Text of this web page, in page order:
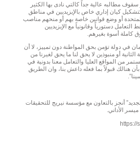
سقوف مطالبه عالية جداً كالتي نادى بها الكثير
كيان إداري خاص بالإيزيديين في مناطق
أو وضع قوانين خاصة بهم أو منحهم مناصب
التعامل دستورياً وقانونياً مع الإيزيديين
كاملة أسوة بغيرهم.
في دولة تؤمن بحق المواطنة دون تمييز، لا أن
أو منبوذين لا يحق لنا ما يحق لغيرنا من
من المواقع العليا والتعامل معنا بدونية في
هنالك قبولاً بما فعله داعش بنا، وان الطريق
أنجز بالتعاون مع مؤسسة نيريج للتحقيقات
الأداني.